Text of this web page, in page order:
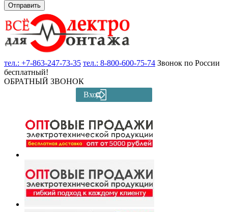
Отправить
тел.: +7-863-247-73-35 тел.: 8-800-600-75-74 Звонок по России
бесплатный!
ОБРАТНЫЙ ЗВОНОК
Вход